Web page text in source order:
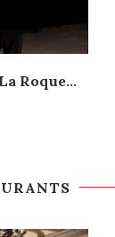
Roque...